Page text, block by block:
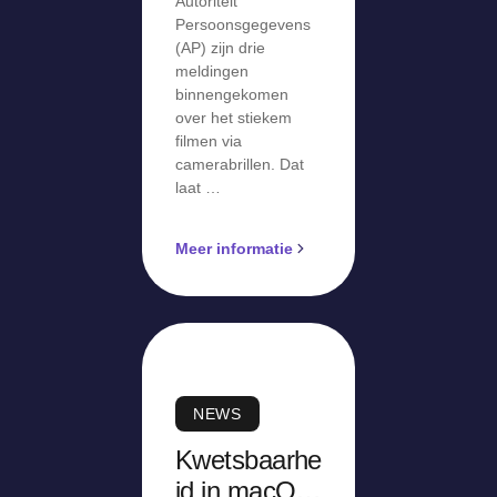
Persoonsgegevens
(AP) zijn drie
meldingen
binnengekomen
over het stiekem
filmen via
camerabrillen. Dat
laat …
Meer informatie
NEWS
Kwetsbaarhe
id in macOS